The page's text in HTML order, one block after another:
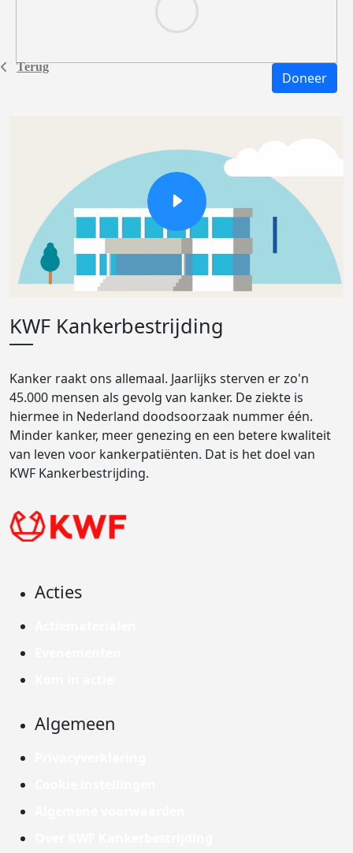
Terug
Doneer
KWF Kankerbestrijding
Kanker raakt ons allemaal. Jaarlijks sterven er zo'n
45.000 mensen als gevolg van kanker. De ziekte is
hiermee in Nederland doodsoorzaak nummer één.
Minder kanker, meer genezing en een betere kwaliteit
van leven voor kankerpatiënten. Dat is het doel van
KWF Kankerbestrijding.
Acties
Algemeen